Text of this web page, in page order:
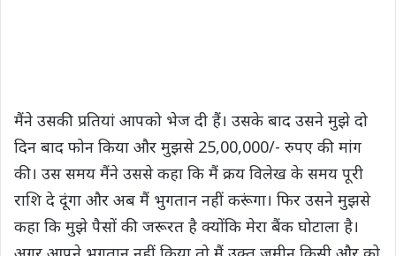
मैंने उसकी प्रतियां आपको भेज दी हैं। उसके बाद उसने मुझे दो
दिन बाद फोन किया और मुझसे 25,00,000/- रुपए की मांग
की। उस समय मैंने उससे कहा कि मैं क्रय विलेख के समय पूरी
राशि दे दूंगा और अब मैं भुगतान नहीं करूंगा। फिर उसने मुझसे
कहा कि मुझे पैसों की जरूरत है क्योंकि मेरा बैंक घोटाला है।